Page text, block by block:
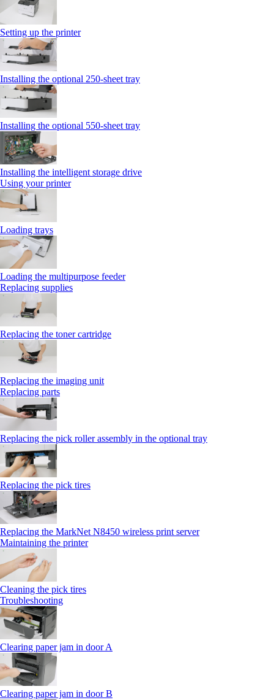
Setting up the printer
Installing the optional 250‑sheet tray
Installing the optional 550‑sheet tray
Installing the intelligent storage drive
Using your printer
Loading trays
Loading the multipurpose feeder
Replacing supplies
Replacing the toner cartridge
Replacing the imaging unit
Replacing parts
Replacing the pick roller assembly in the optional tray
Replacing the pick tires
Replacing the MarkNet N8450 wireless print server
Maintaining the printer
Cleaning the pick tires
Troubleshooting
Clearing paper jam in door A
Clearing paper jam in door B